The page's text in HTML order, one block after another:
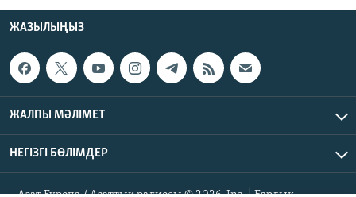
ЖАЗЫЛЫҢЫЗ
ЖАЛПЫ МӘЛІМЕТ
НЕГІЗГІ БӨЛІМДЕР